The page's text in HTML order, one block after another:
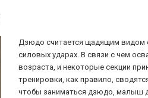
Дзюдо считается щадящим видом
силовых ударах. В связи с чем
возраста, и некоторые секции
тренировки, как правило,
чтобы заниматься дзюдо, малыш